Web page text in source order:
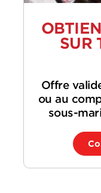
SUR
Offre
ou au
sous-